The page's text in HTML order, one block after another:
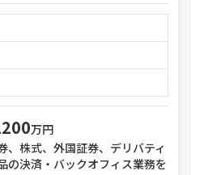
万円
、株式、外国証券、デリバティ
の決済・バックオフィス業務を